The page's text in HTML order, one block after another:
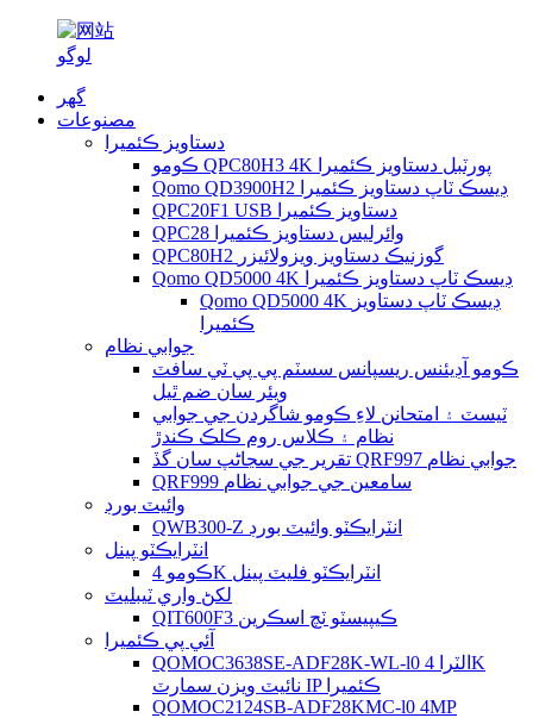
گھر
مصنوعات
دستاويز ڪئميرا
ڪومو QPC80H3 4K پورٽبل دستاويز ڪئميرا
Qomo QD3900H2 ڊيسڪ ٽاپ دستاويز ڪئميرا
QPC20F1 USB دستاويز ڪئميرا
QPC28 وائرليس دستاويز ڪئميرا
QPC80H2 گوزنيڪ دستاويز ويزولائيزر
Qomo QD5000 4K ڊيسڪ ٽاپ دستاويز ڪئميرا
Qomo QD5000 4K ڊيسڪ ٽاپ دستاويز
ڪئميرا
جوابي نظام
ڪومو آڊيئنس ريسپانس سسٽم پي پي ٽي سافٽ
ويئر سان ضم ٿيل
ٽيسٽ ۽ امتحانن لاءِ ڪومو شاگردن جي جوابي
نظام ۽ ڪلاس روم ڪلڪ ڪندڙ
تقرير جي سڃاڻپ سان گڏ QRF997 جوابي نظام
QRF999 سامعين جي جوابي نظام
وائيٽ بورڊ
QWB300-Z انٽرايڪٽو وائيٽ بورڊ
انٽرايڪٽو پينل
ڪومو 4K انٽرايڪٽو فليٽ پينل
لکڻ واري ٽيبليٽ
QIT600F3 ڪيپيسٽو ٽچ اسڪرين
آئي پي ڪئميرا
QOMOC3638SE-ADF28K-WL-l0 ​​الٽرا 4K
نائيٽ ويزن سمارٽ IP ڪئميرا
QOMOC2124SB-ADF28KMC-l0 4MP